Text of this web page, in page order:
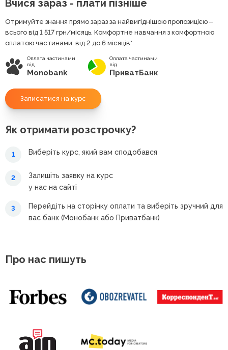
Вчися зараз - плати пізніше
Отримуйте знання прямо зараз за найвигіднішою пропозицією ‒
всього від 1 517 грн/місяць. Комфортне навчання з комфортною
оплатою частинами: від 2 до 6 місяців*
Оплата частинами
від
Monobank
Оплата частинами
від
ПриватБанк
Записатися на курс
Як отримати розстрочку?
1 Виберіть курс, який вам сподобався
2
Залишіть заявку на курс
у нас на сайті
3
Перейдіть на сторінку оплати та виберіть зручний для
вас банк (Монобанк або Приватбанк)
Про нас пишуть